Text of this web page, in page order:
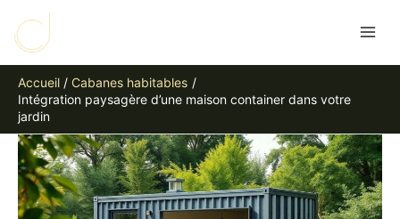
contenu
Accueil
Cabanes habitables
Intégration paysagère d’une maison container dans votre
jardin
e
h
e
r
c
h
e